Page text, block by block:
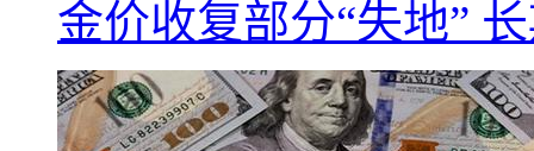
金价收复部分“失地”